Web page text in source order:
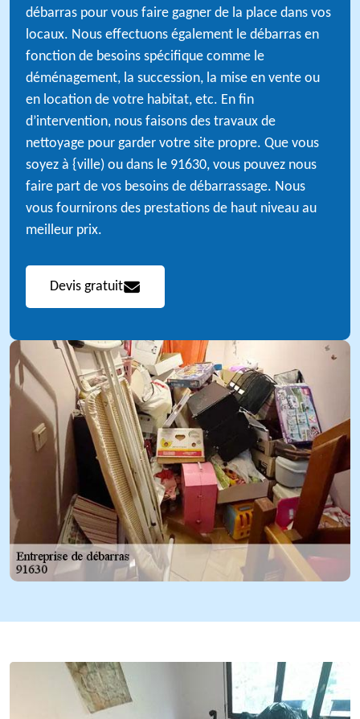
débarras pour vous faire gagner de la place dans vos
locaux. Nous effectuons également le débarras en
fonction de besoins spécifique comme le
déménagement, la succession, la mise en vente ou
en location de votre habitat, etc. En fin
d’intervention, nous faisons des travaux de
nettoyage pour garder votre site propre. Que vous
soyez à {ville) ou dans le 91630, vous pouvez nous
faire part de vos besoins de débarrassage. Nous
vous fournirons des prestations de haut niveau au
meilleur prix.
Devis gratuit